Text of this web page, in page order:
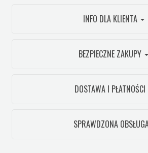
INFO DLA KLIENTA
BEZPIECZNE ZAKUPY
DOSTAWA I PŁATNOŚCI
SPRAWDZONA